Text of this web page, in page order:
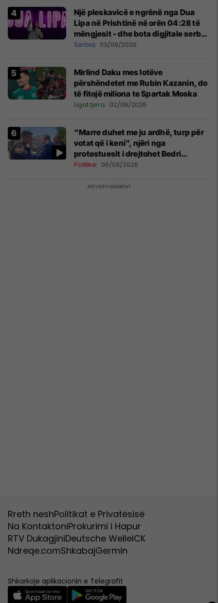
Një pleskavicë e ngrënë nga Dua
Lipa në Prishtinë në orën 04:28 të
mëngjesit - dhe bota digjitale serbe
shpall gjendjen e luftës
Serbia 03/08/2026
Mirlind Daku mes lotëve
përshëndetet me Rubin Kazanin, do
të fitojë miliona te Spartak Moska
Ligat tjera 02/08/2026
“Marre duhet me ju ardhë, turp për
votat që i keni”, njëri nga
protestuesit i drejtohet Bedri
Hamzës
Politikë 06/08/2026
Rreth neshPolitikat e Privatësisë
Na KontaktoniProkurimi i Hapur
RTV DukagjiniDeutsche WelleICK
Ndreqe.comShkabajGermin
Shkarkoje aplikacionin e Telegrafit